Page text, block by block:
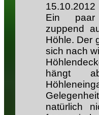
15.10.2012
Ein
zuppend
Höhle. Der
sich nach
hängt
natürlich